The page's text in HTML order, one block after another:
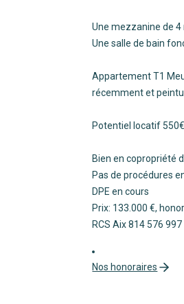
Une mezzanine de 4
Une salle de bain
Appartement T1
récemment et
Potentiel locatif
Bien en copropriété
Pas de procédures
DPE en cours
Prix: 133.000 €,
RCS Aix 814 576 997
Nos honoraires